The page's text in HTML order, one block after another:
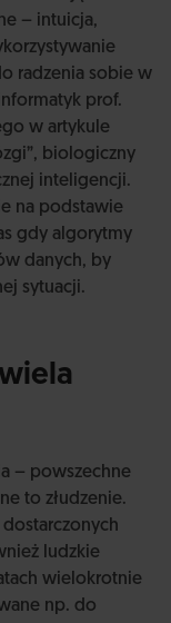
– intuicja,
radzenia sobie w
prof.
w artykule
biologiczny
inteligencji.
na podstawie
gdy algorytmy
danych, by
sytuacji.
– powszechne
to złudzenie.
dostarczonych
ludzkie
wielokrotnie
np. do